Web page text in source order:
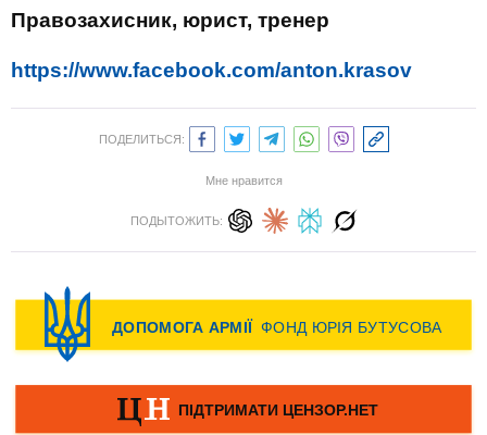
Правозахисник, юрист, тренер
https://www.facebook.com/anton.krasov
ПОДЕЛИТЬСЯ:
Мне нравится
ПОДЫТОЖИТЬ: